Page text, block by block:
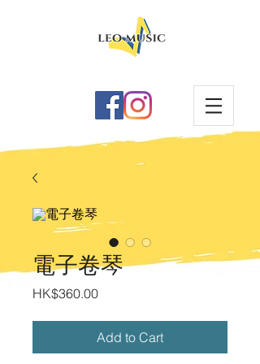
電子卷琴
HK$360.00Price
Add to Cart